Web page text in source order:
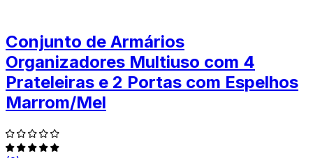
Conjunto de Armários
Organizadores Multiuso com 4
Prateleiras e 2 Portas com Espelhos
Marrom/Mel